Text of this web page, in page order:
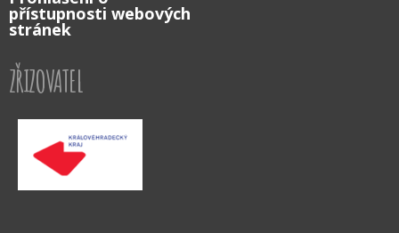
přístupnosti webových
stránek
ZŘIZOVATEL